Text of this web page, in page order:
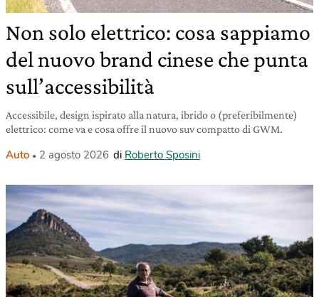
Non solo elettrico: cosa sappiamo
del nuovo brand cinese che punta
sull’accessibilità
Accessibile, design ispirato alla natura, ibrido o (preferibilmente)
elettrico: come va e cosa offre il nuovo suv compatto di GWM.
Auto 2 agosto 2026 di Roberto Sposini